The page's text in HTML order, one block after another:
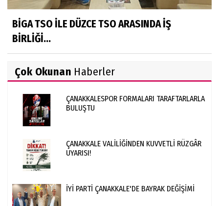
BİGA TSO İLE DÜZCE TSO ARASINDA İŞ
BİRLİĞİ...
Çok Okunan Haberler
ÇANAKKALESPOR FORMALARI TARAFTARLARLA
BULUŞTU
ÇANAKKALE VALİLİĞİNDEN KUVVETLİ RÜZGÂR
UYARISI!
İYİ PARTİ ÇANAKKALE'DE BAYRAK DEĞİŞİMİ